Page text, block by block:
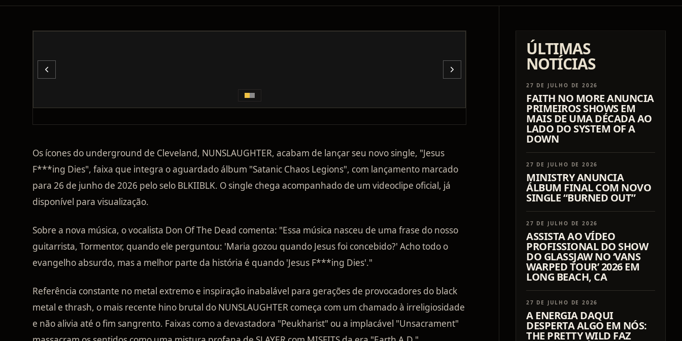
Os ícones do underground de Cleveland, NUNSLAUGHTER, acabam de lançar seu novo single, "Jesus
F***ing Dies", faixa que integra o aguardado álbum "Satanic Chaos Legions", com lançamento marcado
para 26 de junho de 2026 pelo selo BLKIIBLK. O single chega acompanhado de um videoclipe oficial, já
disponível para visualização.
Sobre a nova música, o vocalista Don Of The Dead comenta: "Essa música nasceu de uma frase do nosso
guitarrista, Tormentor, quando ele perguntou: 'Maria gozou quando Jesus foi concebido?' Acho todo o
evangelho absurdo, mas a melhor parte da história é quando 'Jesus F***ing Dies'."
Referência constante no metal extremo e inspiração inabalável para gerações de provocadores do black
metal e thrash, o mais recente hino brutal do NUNSLAUGHTER começa com um chamado à irreligiosidade
e não alivia até o fim sangrento. Faixas como a devastadora "Peukharist" ou a implacável "Unsacrament"
ÚLTIMAS
NOTÍCIAS
27 DE JULHO DE 2026
FAITH NO MORE ANUNCIA
PRIMEIROS SHOWS EM
MAIS DE UMA DÉCADA AO
LADO DO SYSTEM OF A
DOWN
27 DE JULHO DE 2026
MINISTRY ANUNCIA
ÁLBUM FINAL COM NOVO
SINGLE “BURNED OUT”
27 DE JULHO DE 2026
ASSISTA AO VÍDEO
PROFISSIONAL DO SHOW
DO GLASSJAW NO ‘VANS
WARPED TOUR’ 2026 EM
LONG BEACH, CA
27 DE JULHO DE 2026
A ENERGIA DAQUI
DESPERTA ALGO EM NÓS:
THE PRETTY WILD FAZ